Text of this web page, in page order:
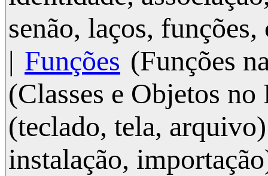
senão, laços,
| Funções (Funções
(Classes e Objetos
(teclado, tela,
instalação,